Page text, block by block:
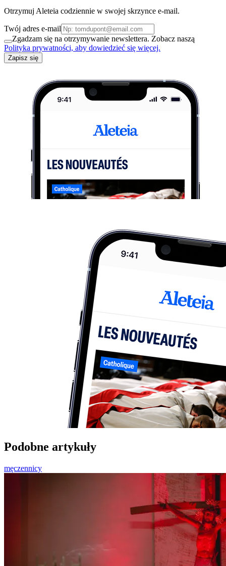
Otrzymuj Aleteia codziennie w swojej skrzynce e-mail.
Twój adres e-mail
Zgadzam się na otrzymywanie newslettera. Zobacz naszą
Polityka prywatności, aby dowiedzieć się więcej.
Zapisz się
Podobne artykuły
męczennicy